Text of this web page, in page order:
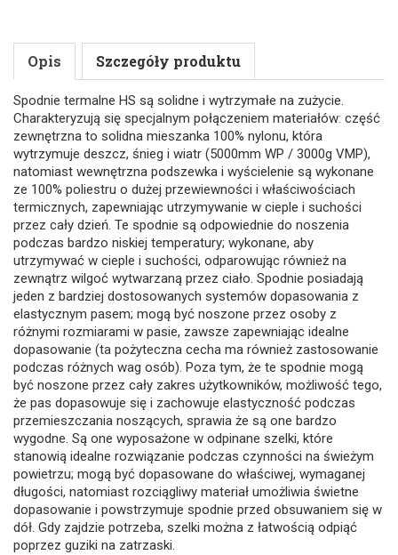
Opis Szczegóły produktu
Spodnie termalne HS są solidne i wytrzymałe na zużycie.
Charakteryzują się specjalnym połączeniem materiałów: część
zewnętrzna to solidna mieszanka 100% nylonu, która
wytrzymuje deszcz, śnieg i wiatr (5000mm WP / 3000g VMP),
natomiast wewnętrzna podszewka i wyścielenie są wykonane
ze 100% poliestru o dużej przewiewności i właściwościach
termicznych, zapewniając utrzymywanie w cieple i suchości
przez cały dzień. Te spodnie są odpowiednie do noszenia
podczas bardzo niskiej temperatury; wykonane, aby
utrzymywać w cieple i suchości, odparowując również na
zewnątrz wilgoć wytwarzaną przez ciało. Spodnie posiadają
jeden z bardziej dostosowanych systemów dopasowania z
elastycznym pasem; mogą być noszone przez osoby z
różnymi rozmiarami w pasie, zawsze zapewniając idealne
dopasowanie (ta pożyteczna cecha ma również zastosowanie
podczas różnych wag osób). Poza tym, że te spodnie mogą
być noszone przez cały zakres użytkowników, możliwość tego,
że pas dopasowuje się i zachowuje elastyczność podczas
przemieszczania noszących, sprawia że są one bardzo
wygodne. Są one wyposażone w odpinane szelki, które
stanowią idealne rozwiązanie podczas czynności na świeżym
powietrzu; mogą być dopasowane do właściwej, wymaganej
długości, natomiast rozciągliwy materiał umożliwia świetne
dopasowanie i powstrzymuje spodnie przed obsuwaniem się w
dół. Gdy zajdzie potrzeba, szelki można z łatwością odpiąć
poprzez guziki na zatrzaski.